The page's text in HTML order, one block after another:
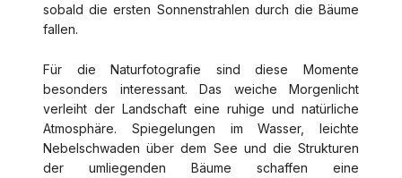
sobald die ersten Sonnenstrahlen durch die Bäume
fallen.
Für die Naturfotografie sind diese Momente
besonders interessant. Das weiche Morgenlicht
verleiht der Landschaft eine ruhige und natürliche
Atmosphäre. Spiegelungen im Wasser, leichte
Nebelschwaden über dem See und die Strukturen
der umliegenden Bäume schaffen eine